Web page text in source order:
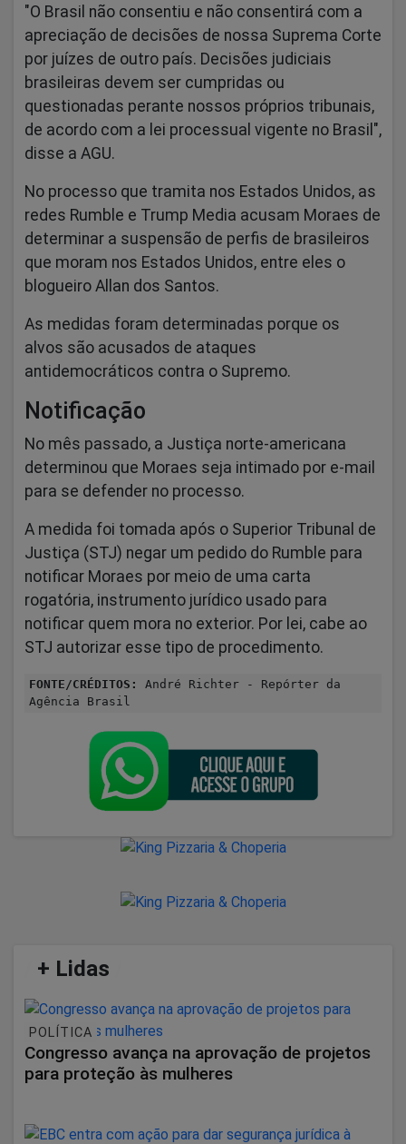
"O Brasil não consentiu e não consentirá com a
apreciação de decisões de nossa Suprema Corte
por juízes de outro país. Decisões judiciais
brasileiras devem ser cumpridas ou
questionadas perante nossos próprios tribunais,
de acordo com a lei processual vigente no Brasil",
disse a AGU.
No processo que tramita nos Estados Unidos, as
redes Rumble e Trump Media acusam Moraes de
determinar a suspensão de perfis de brasileiros
que moram nos Estados Unidos, entre eles o
blogueiro Allan dos Santos.
As medidas foram determinadas porque os
alvos são acusados de ataques
antidemocráticos contra o Supremo.
Notificação
No mês passado, a Justiça norte-americana
determinou que Moraes seja intimado por e-mail
para se defender no processo.
A medida foi tomada após o Superior Tribunal de
Justiça (STJ) negar um pedido do Rumble para
notificar Moraes por meio de uma carta
rogatória, instrumento jurídico usado para
notificar quem mora no exterior. Por lei, cabe ao
STJ autorizar esse tipo de procedimento.
FONTE/CRÉDITOS:
André Richter - Repórter da
Agência Brasil
+ Lidas
POLÍTICA
Congresso avança na aprovação de projetos
para proteção às mulheres